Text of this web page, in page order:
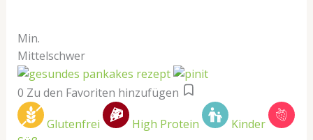
Min.
Mittelschwer
0 Zu den Favoriten hinzufügen
Glutenfrei High Protein
Kinder